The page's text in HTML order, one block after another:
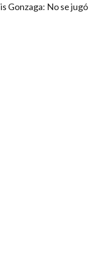
Gonzaga: No se jugó